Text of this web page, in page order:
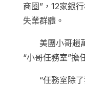
商圈”，12家銀
失業群體。
美團小哥趙
“小哥任務室”擔
“任務室除